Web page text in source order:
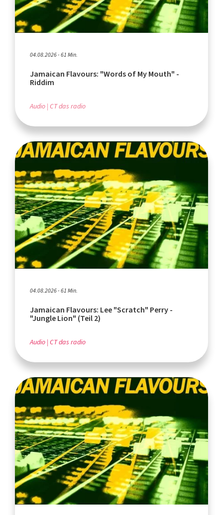
04.08.2026 - 61 Min.
Jamaican Flavours: "Words of My Mouth" -
Riddim
Audio CT das radio
04.08.2026 - 61 Min.
Jamaican Flavours: Lee "Scratch" Perry -
"Jungle Lion" (Teil 2)
Audio CT das radio